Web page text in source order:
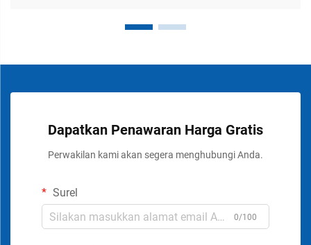
Dapatkan Penawaran Harga Gratis
Perwakilan kami akan segera menghubungi Anda.
Surel
0/100